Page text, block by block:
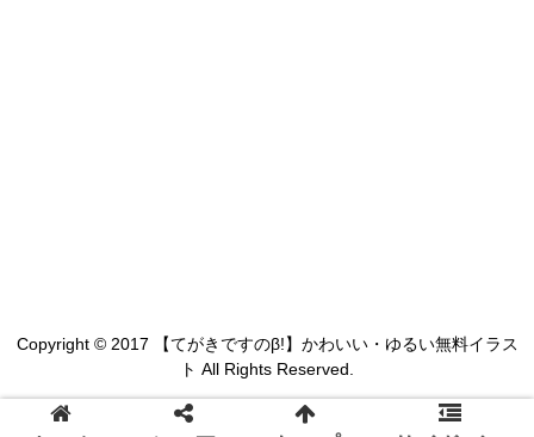
Copyright © 2017 【てがきですのβ!】かわいい・ゆるい無料イラス
ト All Rights Reserved.